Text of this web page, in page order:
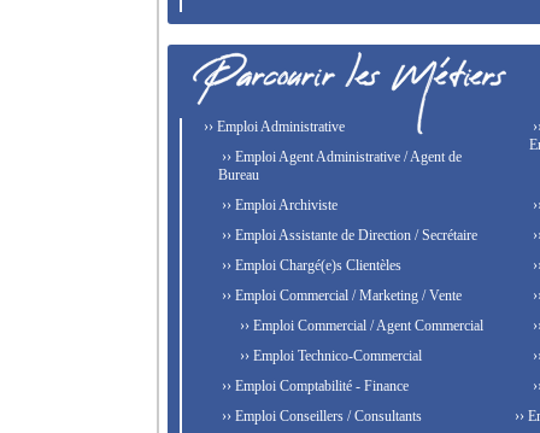
›› Emploi Administrative
›› Emploi Agent Administrative / Agent de
Bureau
›› Emploi Archiviste
›› Emploi Assistante de Direction / Secrétaire
›› Emploi Chargé(e)s Clientèles
›› Emploi Commercial / Marketing / Vente
›› Emploi Commercial / Agent Commercial
›› Emploi Technico-Commercial
›› Emploi Comptabilité - Finance
›› Emploi Conseillers / Consultants
››